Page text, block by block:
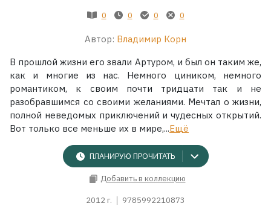
0 0 0 0
Автор: Владимир Корн
В прошлой жизни его звали Артуром, и был он таким же,
как и многие из нас. Немного циником, немного
романтиком, к своим почти тридцати так и не
разобравшимся со своими желаниями. Мечтал о жизни,
полной неведомых приключений и чудесных открытий.
Вот только все меньше их в мире,...Ещё
ПЛАНИРУЮ ПРОЧИТАТЬ
Добавить в коллекцию
2012 г. 9785992210873